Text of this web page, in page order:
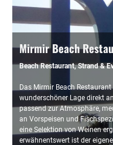
Mirmir Beach
Beach Restaurant, Strand &
Das Mirmir Beach
wunderschöner Lage direkt
passend zur Atmosphäre,
an Vorspeisen und
eine Selektion von Weinen
erwähnentswert ist der